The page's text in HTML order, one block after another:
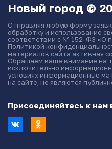
Новый город ©
Отправляя любую форму
обработку и использование
соответствии с № 152-ФЗ «О
Политикой
материалов сайта активная
Обращаем ваше внимание на
исключительно
условиях информационные
на сайте, не являются
Присоединяйтесь к нам